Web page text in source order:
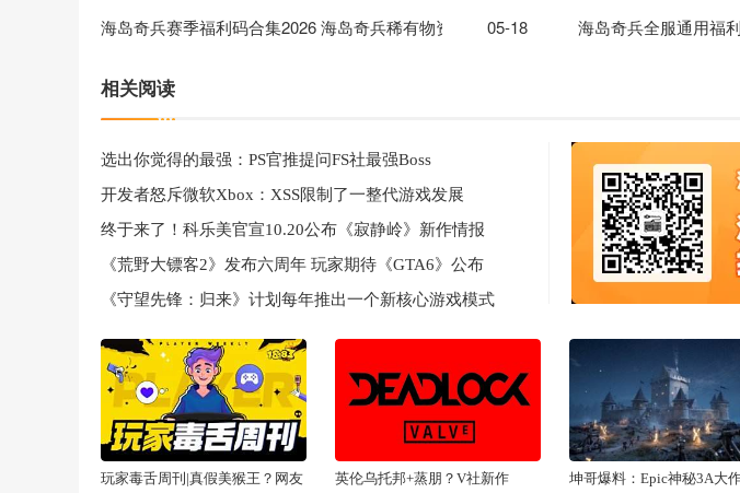
海岛奇兵赛季福利码合集2026 海岛奇兵稀有物资钻石免费领
05-18 海岛奇兵全服通用福
相关阅读
选出你觉得的最强：PS官推提问FS社最强Boss
开发者怒斥微软Xbox：XSS限制了一整代游戏发展
终于来了！科乐美官宣10.20公布《寂静岭》新作情报
《荒野大镖客2》发布六周年 玩家期待《GTA6》公布
《守望先锋：归来》计划每年推出一个新核心游戏模式
玩家毒舌周刊|真假美猴王？网友
英伦乌托邦+蒸朋？V社新作
坤哥爆料：Epic神秘3A大作